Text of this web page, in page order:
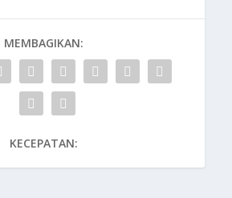
MEMBAGIKAN:
KECEPATAN: